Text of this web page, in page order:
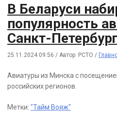
В Беларуси
популярность
Санкт-
25.11.2024 09:56 / Автор: РСТО /
Авиатуры из Минска с
российских регионов.
Метки: "Тайм Вояж"